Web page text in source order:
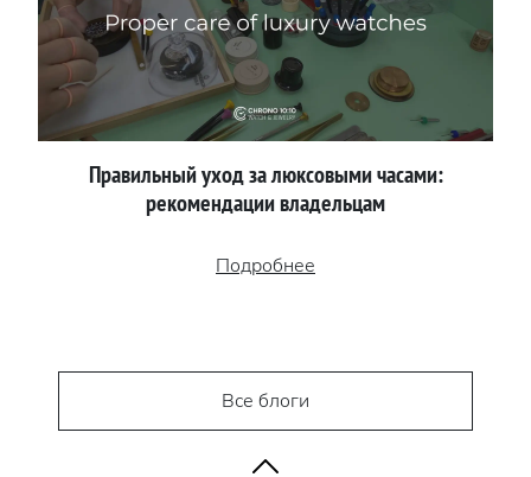
Правильный уход за люксовыми часами:
рекомендации владельцам
Подробнее
Все блоги